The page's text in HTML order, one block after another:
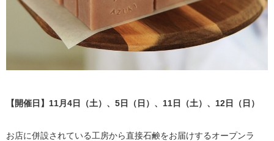
【開催日】11月4日（土）、5日（日）、11日（土）、12日（日）
お店に併設されている工房から直接石鹸をお届けするオープンラ